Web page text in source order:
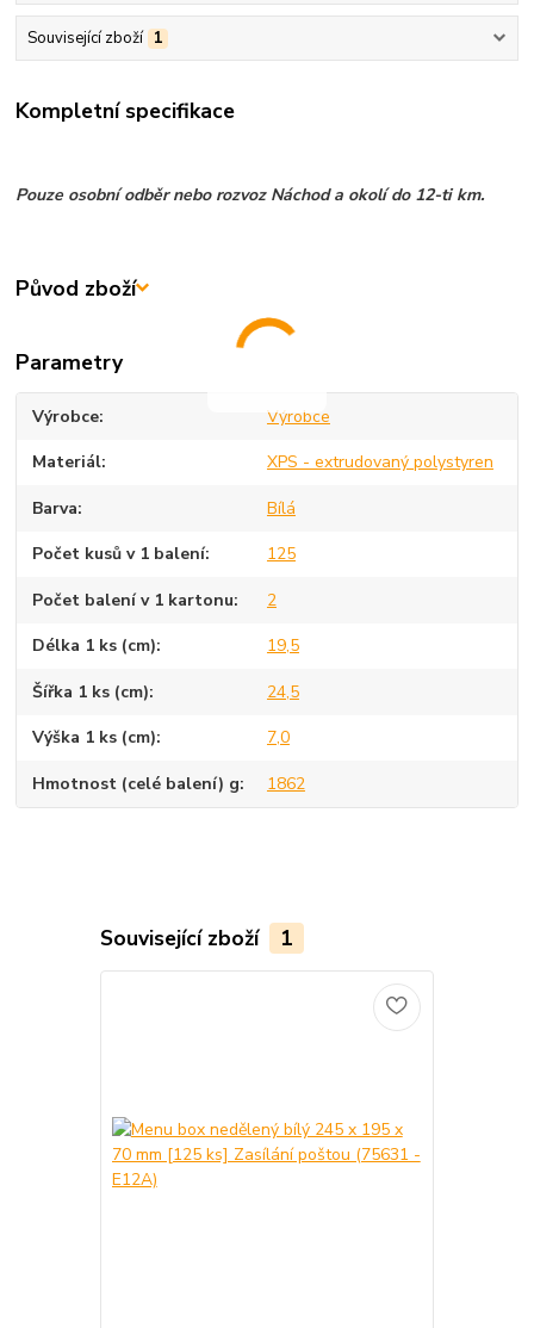
Související zboží 1
Kompletní specifikace
Pouze osobní odběr nebo rozvoz Náchod a okolí do 12-ti km.
Původ zboží
Parametry
Výrobce Výrobce
Materiál XPS - extrudovaný polystyren
Barva Bílá
Počet kusů v 1 balení 125
Počet balení v 1 kartonu 2
Délka 1 ks (cm) 19,5
Šířka 1 ks (cm) 24,5
Výška 1 ks (cm) 7,0
Hmotnost (celé balení) g 1862
Související zboží 1